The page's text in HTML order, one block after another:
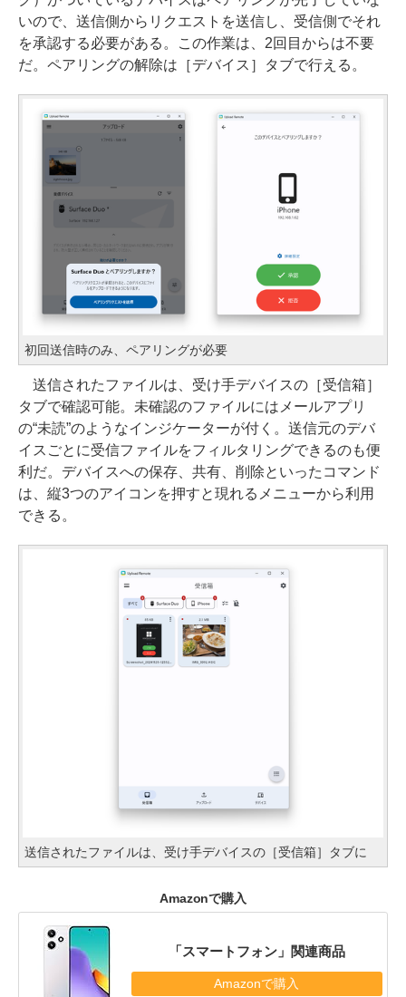
いので、送信側からリクエストを送信し、受信側でそれ
を承認する必要がある。この作業は、2回目からは不要
だ。ペアリングの解除は［デバイス］タブで行える。
初回送信時のみ、ペアリングが必要
送信されたファイルは、受け手デバイスの［受信箱］
タブで確認可能。未確認のファイルにはメールアプリ
の“未読”のようなインジケーターが付く。送信元のデバ
イスごとに受信ファイルをフィルタリングできるのも便
利だ。デバイスへの保存、共有、削除といったコマンド
は、縦3つのアイコンを押すと現れるメニューから利用
できる。
送信されたファイルは、受け手デバイスの［受信箱］タブに
Amazonで購入
「スマートフォン」関連商品
Amazonで購入